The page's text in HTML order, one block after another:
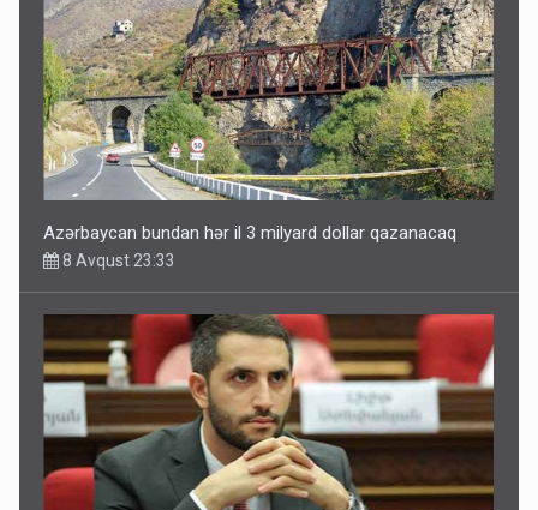
Azərbaycan bundan hər il 3 milyard dollar qazanacaq
8 Avqust 23:33